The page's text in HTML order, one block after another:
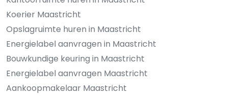
Koerier Maastricht
Opslagruimte huren in Maastricht
Energielabel aanvragen in Maastricht
Bouwkundige keuring in Maastricht
Energielabel aanvragen Maastricht
Aankoopmakelaar Maastricht